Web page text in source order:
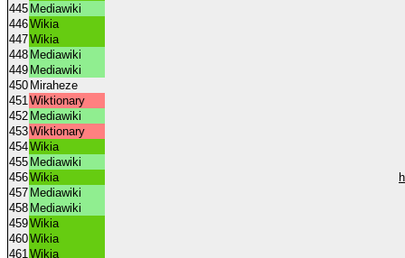
445 Mediawiki
446Wikia
447Wikia
448 Mediawiki
449 Mediawiki
450 Miraheze
451Wiktionary
452 Mediawiki
453Wiktionary
454Wikia
455 Mediawiki
456Wikia
457 Mediawiki
458 Mediawiki
459Wikia
460Wikia
461Wikia